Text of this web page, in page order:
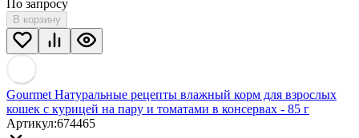
По запросу
В корзину
Gourmet Натуральные рецепты влажный корм для взрослых
кошек с курицей на пару и томатами в консервах - 85 г
Артикул:674465